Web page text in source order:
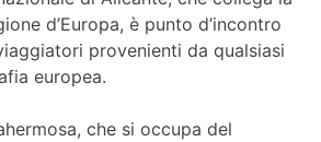
d’Europa, è punto d’incontro
provenienti da qualsiasi
europea.
che si occupa del